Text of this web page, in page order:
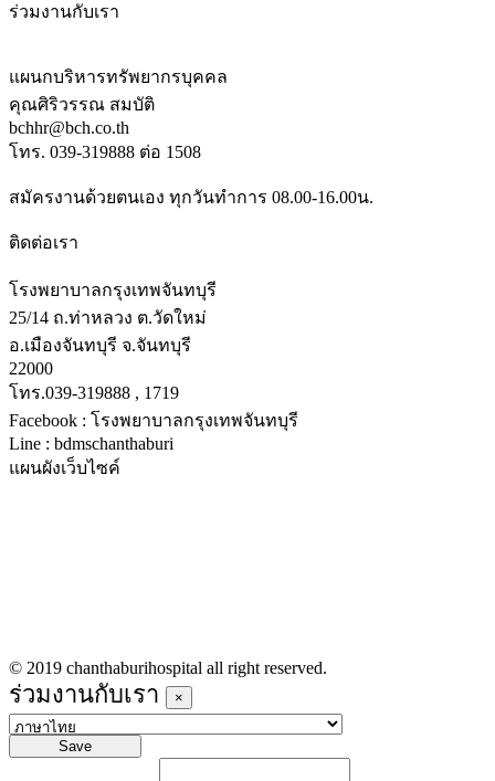
ร่วมงานกับเรา
แผนกบริหารทรัพยากรบุคคล
คุณศิริวรรณ สมบัติ
bchhr@bch.co.th
โทร. 039-319888 ต่อ 1508
สมัครงานด้วยตนเอง ทุกวันทำการ 08.00-16.00น.
ติดต่อเรา
โรงพยาบาลกรุงเทพจันทบุรี
25/14 ถ.ท่าหลวง ต.วัดใหม่
อ.เมืองจันทบุรี จ.จันทบุรี
22000
โทร.039-319888 , 1719
Facebook : โรงพยาบาลกรุงเทพจันทบุรี
Line : bdmschanthaburi
แผนผังเว็บไซค์
© 2019 chanthaburihospital all right reserved.
ร่วมงานกับเรา ×
Save